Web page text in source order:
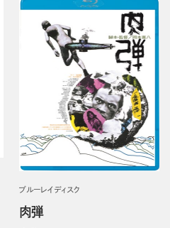
ブルーレイディスク
肉弾